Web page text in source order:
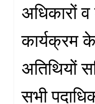
अधिकारों
कार्यक्रम
अतिथियों
सभी